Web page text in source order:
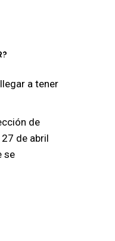
a tener
de
de abril
se